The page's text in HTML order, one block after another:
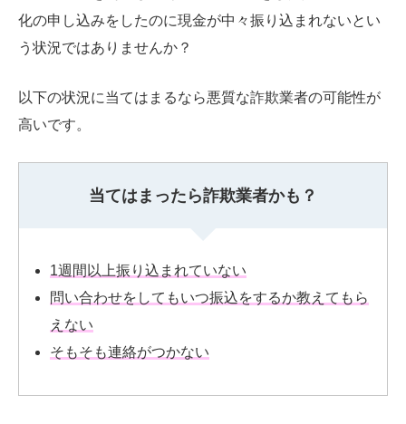
化の申し込みをしたのに現金が中々振り込まれないとい
う状況ではありませんか？
以下の状況に当てはまるなら悪質な詐欺業者の可能性が
高いです。
当てはまったら詐欺業者かも？
1週間以上振り込まれていない
問い合わせをしてもいつ振込をするか教えてもら
えない
そもそも連絡がつかない